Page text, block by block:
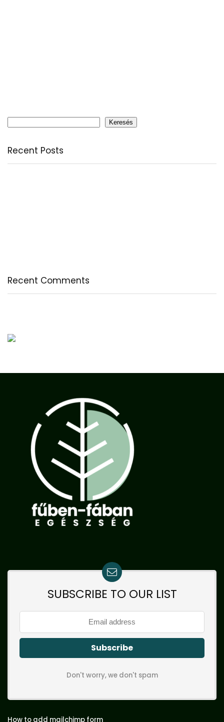
Keresés
Recent Posts
Recent Comments
SUBSCRIBE TO OUR LIST
Don't worry, we don't spam
How to add mailchimp form